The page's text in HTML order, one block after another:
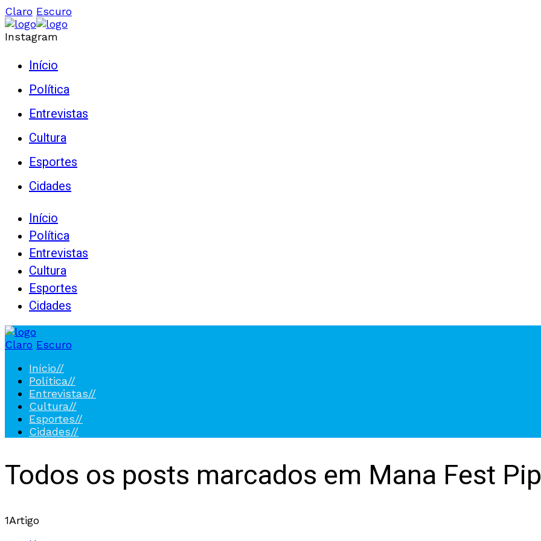
Claro Escuro
Instagram
Início
Política
Entrevistas
Cultura
Esportes
Cidades
Início
Política
Entrevistas
Cultura
Esportes
Cidades
Claro Escuro
Início//
Política//
Entrevistas//
Cultura//
Esportes//
Cidades//
Todos os posts marcados em Mana Fest
1Artigo